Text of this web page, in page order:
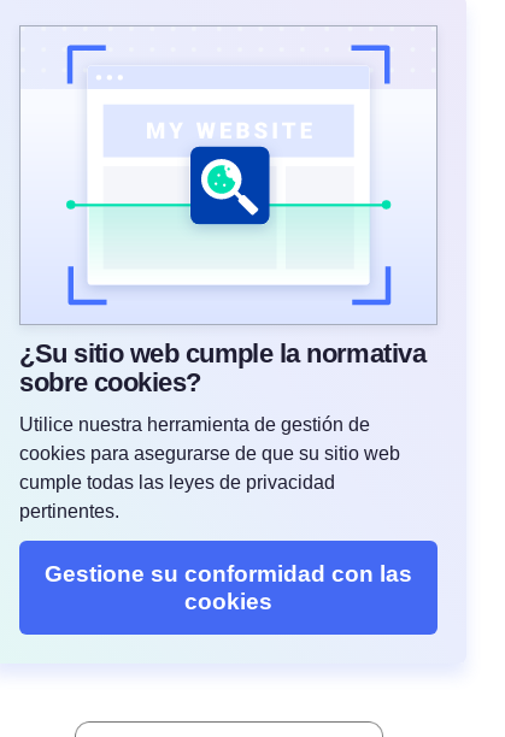
¿Su sitio web cumple la normativa
sobre cookies?
Utilice nuestra herramienta de gestión de
cookies para asegurarse de que su sitio web
cumple todas las leyes de privacidad
pertinentes.
Gestione su conformidad con las
cookies